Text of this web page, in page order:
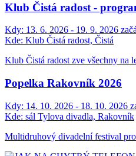
Klub Čistá radost -
Kdy: 13. 6. 2026 - 19. 9. 2026
Kde: Klub Čistá radost, Čistá
Klub Čistá radost zve všechny na
Popelka Rakovník 2026
Kdy: 14. 10. 2026 - 18. 10. 2026
Kde: sál Tylova divadla, Rakovník
Multidruhový divadelní festival